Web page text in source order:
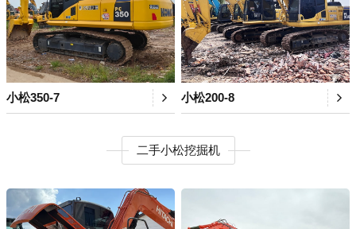
小松350-7 小松200-8
二手小松挖掘机